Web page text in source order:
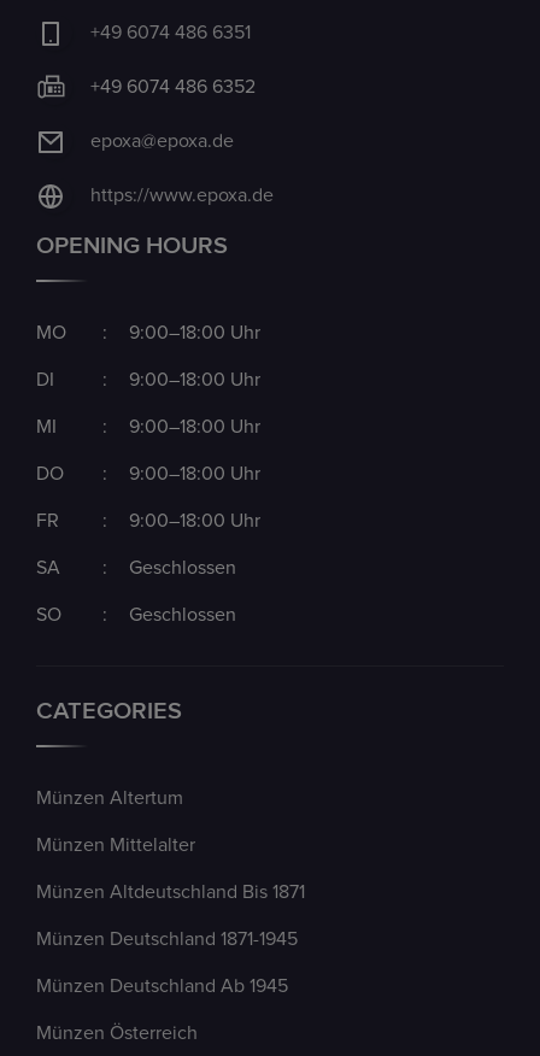
+49 6074 486 6351
+49 6074 486 6352
epoxa@epoxa.de
https://www.epoxa.de
OPENING HOURS
MO : 9:00–18:00 Uhr
DI : 9:00–18:00 Uhr
MI : 9:00–18:00 Uhr
DO : 9:00–18:00 Uhr
FR : 9:00–18:00 Uhr
SA : Geschlossen
SO : Geschlossen
CATEGORIES
Münzen Altertum
Münzen Mittelalter
Münzen Altdeutschland Bis 1871
Münzen Deutschland 1871-1945
Münzen Deutschland Ab 1945
Münzen Österreich